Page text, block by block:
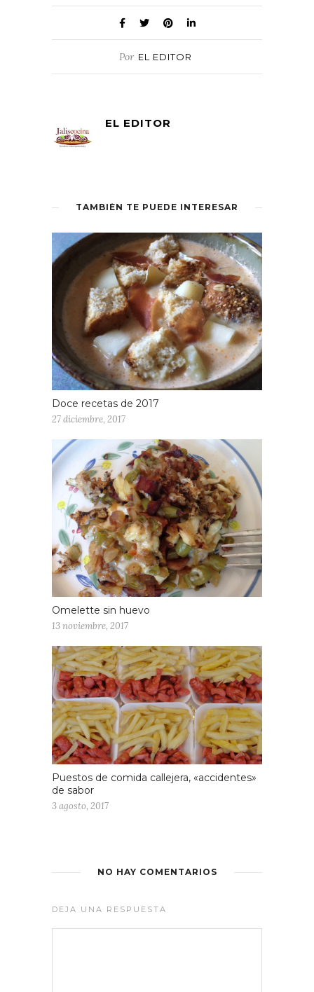
Por EL EDITOR
EL EDITOR
TAMBIÉN TE PUEDE INTERESAR
Doce recetas de 2017
27 diciembre, 2017
Omelette sin huevo
13 noviembre, 2017
Puestos de comida callejera, «accidentes»
de sabor
3 agosto, 2017
NO HAY COMENTARIOS
DEJA UNA RESPUESTA